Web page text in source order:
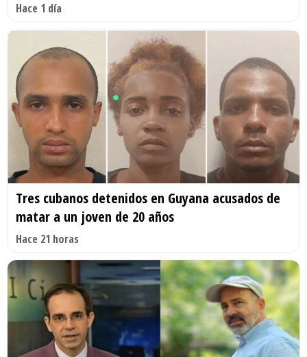
Hace 1 día
Tres cubanos detenidos en Guyana acusados de
matar a un joven de 20 años
Hace 21 horas